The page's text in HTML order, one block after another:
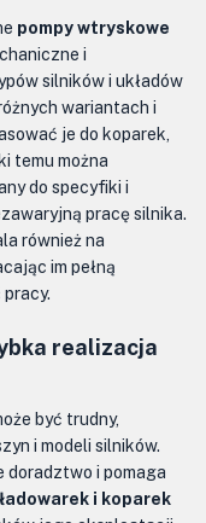
pompy wtryskowe
i
silników i układów
wariantach i
je do koparek,
temu można
do specyfiki i
pracę silnika.
również na
im pełną
realizacja
być trudny,
i modeli silników.
doradztwo i pomaga
i koparek